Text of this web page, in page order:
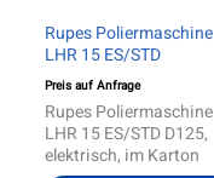
Rupes Poliermaschine
LHR 15 ES/STD
Preis auf Anfrage
Rupes Poliermaschine
LHR 15 ES/STD D125,
elektrisch, im Karton